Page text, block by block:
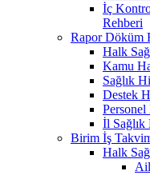
İç
Rehberi
Rapor Döküm
Halk
Kamu
Sağlık
Destek
Personel
İl
Birim İş
Halk